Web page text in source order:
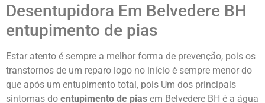
Desentupidora Em Belvedere BH
entupimento de pias
Estar atento é sempre a melhor forma de prevenção, pois os
transtornos de um reparo logo no início é sempre menor do
que após um entupimento total, pois Um dos principais
sintomas do entupimento de pias em Belvedere BH é a água